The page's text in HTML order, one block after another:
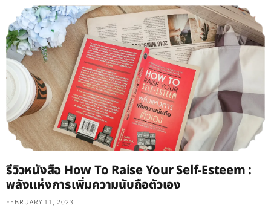
รีวิวหนังสือ How To Raise Your Self-Esteem :
พลังแห่งการเพิ่มความนับถือตัวเอง
FEBRUARY 11, 2023